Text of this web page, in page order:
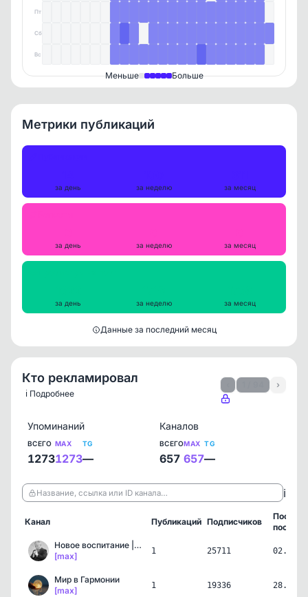
Пт
Сб
Вс
Меньше Больше
Метрики публикаций
за день за неделю за месяц
за день за неделю за месяц
за день за неделю за месяц
Данные за последний месяц
Кто рекламировал
ℹ️ Подробнее
›
Упоминаний
ВСЕГО
1273
MAX
1273
TG
—
Каналов
ВСЕГО
657
MAX
657
TG
—
Название, ссылка или ID канала… ℹ️
Канал Публикаций Подписчиков
пост
Новое воспитание | метод…
[max]
1 25711
Мир в Гармонии
[max]
1 19336